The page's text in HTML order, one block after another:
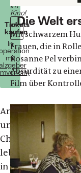
im
Kino!
Tickets
kaufen
In
mit
Anna
und
Charlotte
leben
in
„Die Welt
Mit schwarzem
Frauen, die in
Rosanne Pel
Absurdität zu
Film über